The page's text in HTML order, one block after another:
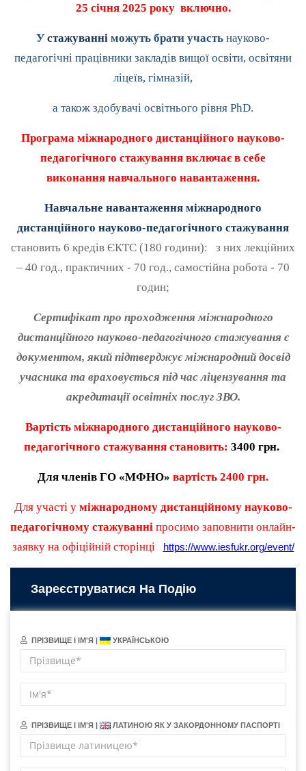
25 січня 2025 року включно.
У стажуванні можуть брати участь науково-
педагогічні працівники закладів вищої освіти, освітяни
ліцеїв, гімназій,
а також здобувачі освітнього рівня PhD.
Програма міжнародного дистанційного науково-
педагогічного стажування включає в себе
виконання навчального навантаження.
Навчальне навантаження міжнародного
дистанційного науково-педагогічного стажування
становить 6 кредів ЄКТС (180 години): з них лекційних
– 40 год., практичних - 70 год., самостійна робота - 70
годин;
Сертифікат про проходження міжнародного
дистанційного науково-педагогічного стажування є
документом, який підтверджує міжнародний досвід
учасника та враховується під час ліцензування та
акредитації освітніх послуг ЗВО.
Вартість міжнародного дистанційного науково-
педагогічного стажування становить: 3400 грн.
Для членів ГО «МФНО» вартість 2400 грн.
Для участі у міжнародному дистанційному науково-
педагогічному стажуванні просимо заповнити онлайн-
заявку на офіційній сторінці
https://www.iesfukr.org/event/
Зареєструватися На Подію
ПРІЗВИЩЕ І ІМ'Я | УКРАЇНСЬКОЮ
ПРІЗВИЩЕ І ІМ'Я | ЛАТИНОЮ ЯК У ЗАКОРДОННОМУ ПАСПОРТІ